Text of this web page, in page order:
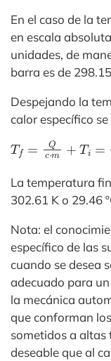
En el caso de la
en escala
unidades, de
barra es de
Despejando la
calor específico se
Tf c⋅m Ti=
(1 +298.15
La temperatura
302.61 K o 29.46
Nota: el
específico de las
cuando se desea
adecuado para
la mecánica
que conforman
sometidos a altas
deseable que al